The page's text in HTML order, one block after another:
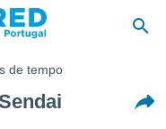
de tempo